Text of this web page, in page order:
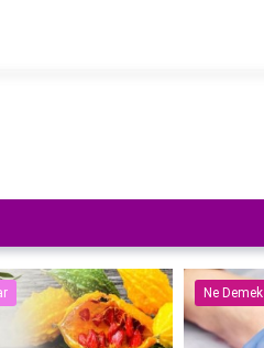
Ne Demek